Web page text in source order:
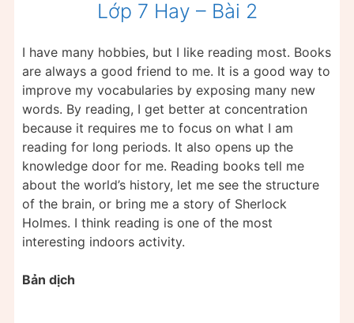
Lớp 7 Hay – Bài 2
I have many hobbies, but I like reading most. Books
are always a good friend to me. It is a good way to
improve my vocabularies by exposing many new
words. By reading, I get better at concentration
because it requires me to focus on what I am
reading for long periods. It also opens up the
knowledge door for me. Reading books tell me
about the world’s history, let me see the structure
of the brain, or bring me a story of Sherlock
Holmes. I think reading is one of the most
interesting indoors activity.
Bản dịch